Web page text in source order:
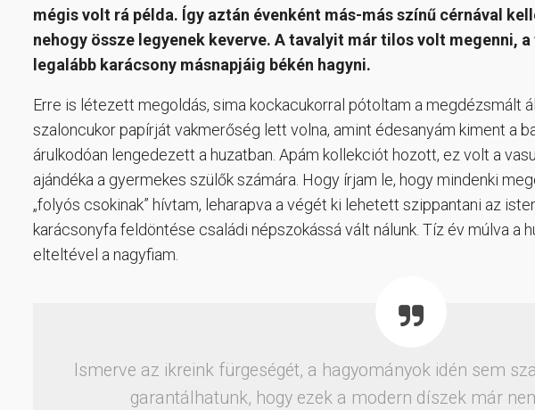
mégis volt rá példa. Így aztán évenként más-más színű cérnával
nehogy össze legyenek keverve. A tavalyit már tilos volt megenni,
legalább karácsony másnapjáig békén hagyni.
Erre is létezett megoldás, sima kockacukorral pótoltam a megdézsmált
szaloncukor papírját vakmerőség lett volna, amint édesanyám kiment a
árulkodóan lengedezett a huzatban. Apám kollekciót hozott, ez volt a
ajándéka a gyermekes szülők számára. Hogy írjam le, hogy mindenki
„folyós csokinak” hívtam, leharapva a végét ki lehetett szippantani az
karácsonyfa feldöntése családi népszokássá vált nálunk. Tíz év múlva a
elteltével a nagyfiam.
Ismerve az ikreink fürgeségét, a hagyományok idén sem
garantálhatunk, hogy ezek a modern díszek már